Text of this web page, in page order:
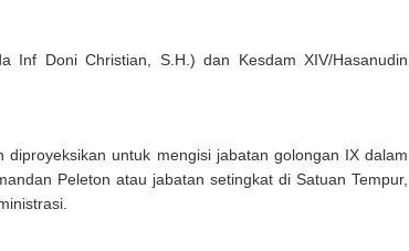
Inf Doni Christian, S.H.) dan Kesdam XIV/Hasanudin
untuk mengisi jabatan golongan IX dalam
Peleton atau jabatan setingkat di Satuan Tempur,